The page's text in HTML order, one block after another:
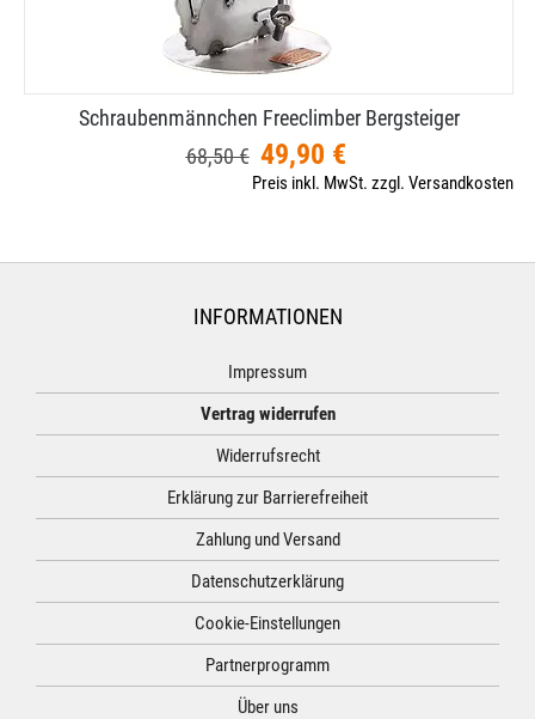
Schraubenmännchen Freeclimber Bergsteiger
68,50 € 49,90 €
Preis inkl. MwSt. zzgl. Versandkosten
INFORMATIONEN
Impressum
Vertrag widerrufen
Widerrufsrecht
Erklärung zur Barrierefreiheit
Zahlung und Versand
Datenschutzerklärung
Cookie-Einstellungen
Partnerprogramm
Über uns